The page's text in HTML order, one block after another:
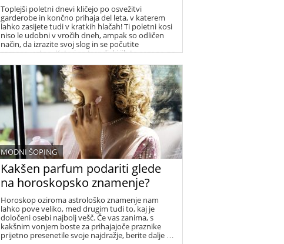
Toplejši poletni dnevi kličejo po osvežitvi
garderobe in končno prihaja del leta, v katerem
lahko zasijete tudi v kratkih hlačah! Ti poletni kosi
niso le udobni v vročih dneh, ampak so odličen
način, da izrazite svoj slog in se počutite
samozavestno. Kateri so trendi, ki jih to sezono ne
počutile odlično? Izkoristite poletno sezono, da
izrazite svojo individualnost in ustvarite modne
kombinacije, v katerih boste zagotovo blestele in
uživale.
Kakšen parfum podariti glede
na horoskopsko znamenje?
MODNI ŠOPING
Horoskop oziroma astrološko znamenje nam
lahko pove veliko, med drugim tudi to, kaj je
določeni osebi najbolj vešč. Če vas zanima, s
kakšnim vonjem boste za prihajajoče praznike
prijetno presenetile svoje najdražje, berite dalje …